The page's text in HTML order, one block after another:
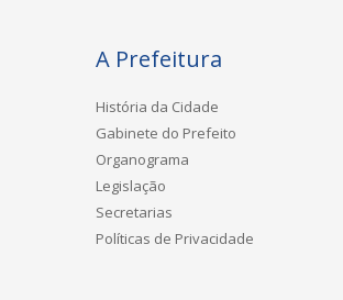
A Prefeitura
História da Cidade
Gabinete do Prefeito
Organograma
Legislação
Secretarias
Políticas de Privacidade